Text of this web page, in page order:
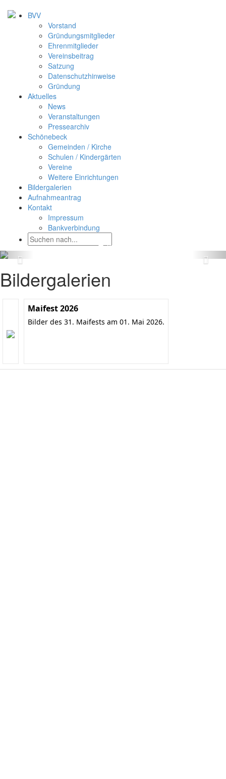
BVV
Vorstand
Gründungsmitglieder
Ehrenmitglieder
Vereinsbeitrag
Satzung
Datenschutzhinweise
Gründung
Aktuelles
News
Veranstaltungen
Pressearchiv
Schönebeck
Gemeinden / Kirche
Schulen / Kindergärten
Vereine
Weitere Einrichtungen
Bildergalerien
Aufnahmeantrag
Kontakt
Impressum
Bankverbindung
Bildergalerien
Maifest 2026
Bilder des 31. Maifests am 01. Mai 2026.